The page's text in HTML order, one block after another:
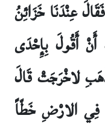
عِنْدَنَا خَزَائِنُ
أَقُولَ بِإِحْدَى
لاخْرَجَتْ قَالَ
فِي الارْضِ خَطّاً